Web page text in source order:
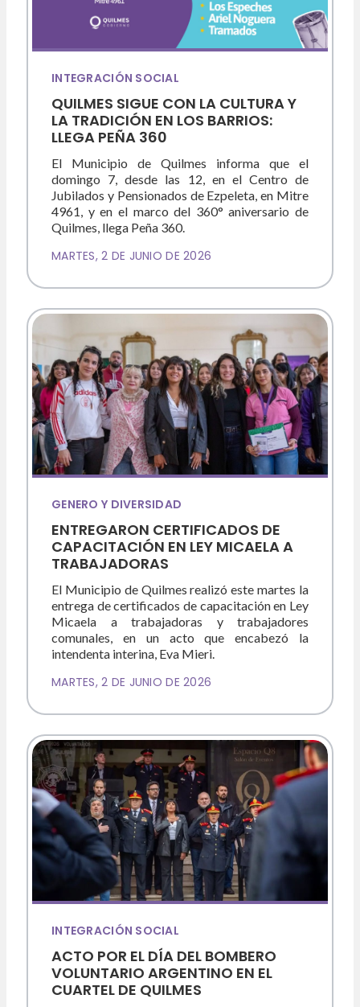
INTEGRACIÓN SOCIAL
QUILMES SIGUE CON LA CULTURA Y
LA TRADICIÓN EN LOS BARRIOS:
LLEGA PEÑA 360
El Municipio de Quilmes informa que el
domingo 7, desde las 12, en el Centro de
Jubilados y Pensionados de Ezpeleta, en Mitre
4961, y en el marco del 360° aniversario de
Quilmes, llega Peña 360.
MARTES, 2 DE JUNIO DE 2026
GENERO Y DIVERSIDAD
ENTREGARON CERTIFICADOS DE
CAPACITACIÓN EN LEY MICAELA A
TRABAJADORAS
El Municipio de Quilmes realizó este martes la
entrega de certificados de capacitación en Ley
Micaela a trabajadoras y trabajadores
comunales, en un acto que encabezó la
intendenta interina, Eva Mieri.
MARTES, 2 DE JUNIO DE 2026
INTEGRACIÓN SOCIAL
ACTO POR EL DÍA DEL BOMBERO
VOLUNTARIO ARGENTINO EN EL
CUARTEL DE QUILMES